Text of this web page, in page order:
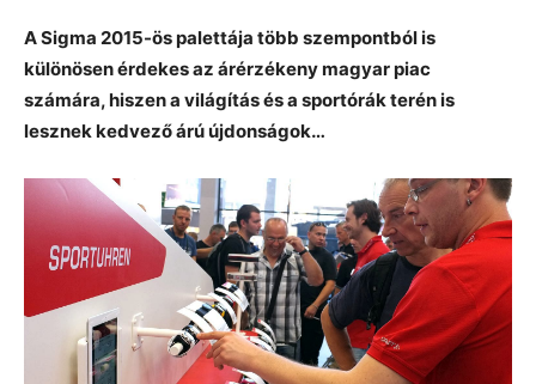
A Sigma 2015-ös palettája több szempontból is
különösen érdekes az árérzékeny magyar piac
számára, hiszen a világítás és a sportórák terén is
lesznek kedvező árú újdonságok…